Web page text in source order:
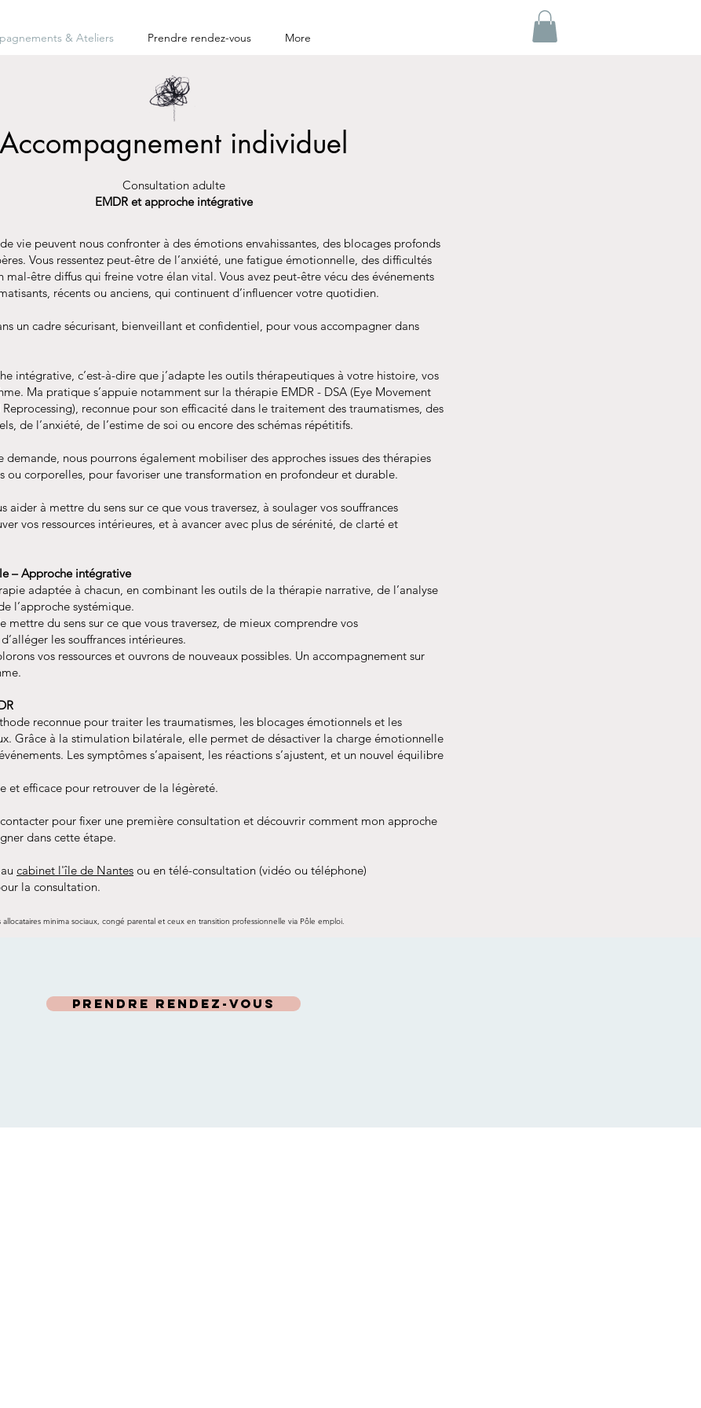
& Ateliers Prendre rendez-vous More
Accompagnement individuel
Consultation adulte
EMDR et approche intégrative
vie peuvent nous confronter à des émotions envahissantes, des blocages profonds
Vous ressentez peut-être de l’anxiété, une fatigue émotionnelle, des difficultés
mal-être diffus qui freine votre élan vital. Vous avez peut-être vécu des événements
récents ou anciens, qui continuent d’influencer votre quotidien.
un cadre sécurisant, bienveillant et confidentiel, pour vous accompagner dans
intégrative, c’est-à-dire que j’adapte les outils thérapeutiques à votre histoire, vos
Ma pratique s’appuie notamment sur la thérapie EMDR - DSA (Eye Movement
reconnue pour son efficacité dans le traitement des traumatismes, des
de l’anxiété, de l’estime de soi ou encore des schémas répétitifs.
demande, nous pourrons également mobiliser des approches issues des thérapies
ou corporelles, pour favoriser une transformation en profondeur et durable.
aider à mettre du sens sur ce que vous traversez, à soulager vos souffrances
vos ressources intérieures, et à avancer avec plus de sérénité, de clarté et
– Approche intégrative
adaptée à chacun, en combinant les outils de la thérapie narrative, de l’analyse
l’approche systémique.
mettre du sens sur ce que vous traversez, de mieux comprendre vos
les souffrances intérieures.
vos ressources et ouvrons de nouveaux possibles. Un accompagnement sur
reconnue pour traiter les traumatismes, les blocages émotionnels et les
Grâce à la stimulation bilatérale, elle permet de désactiver la charge émotionnelle
Les symptômes s’apaisent, les réactions s’ajustent, et un nouvel équilibre
et efficace pour retrouver de la légèreté.
contacter pour fixer une première consultation et découvrir comment mon approche
dans cette étape.
cabinet l'île de Nantes ou en télé-consultation (vidéo ou téléphone)
la consultation.
allocataires minima sociaux, congé parental et ceux en transition professionnelle via Pôle emploi.
Prendre rendez-vous